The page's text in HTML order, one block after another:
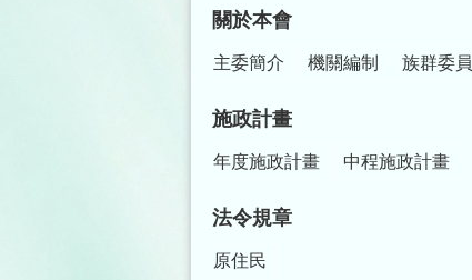
關於本會
主委簡介 機關編制 族群委員
施政計畫
年度施政計畫 中程施政計畫
法令規章
原住民